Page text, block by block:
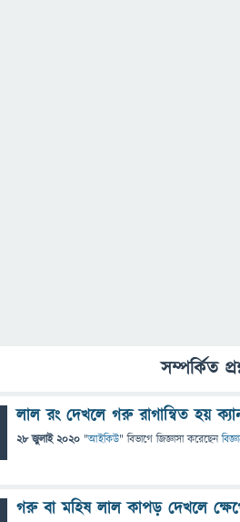
সম্পর্কিত
লাল রং দেখলে গরু রাগান্বিত হয়
28 জুলাই 2020 "আইকিউ" বিভাগে জিজ্ঞাসাকরেছেন
গরু বা মহিষ লাল কাপড় দেখলে